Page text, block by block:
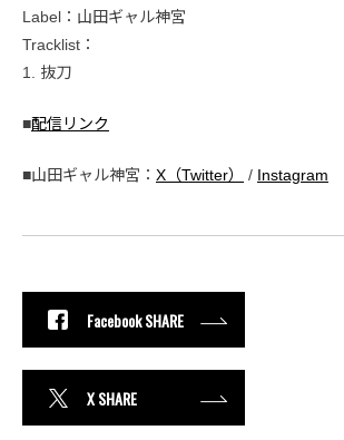
Label：山田ギャル神宮
Tracklist：
1. 抜刀
■配信リンク
■山田ギャル神宮： X（Twitter） / Instagram
Facebook SHARE
X SHARE